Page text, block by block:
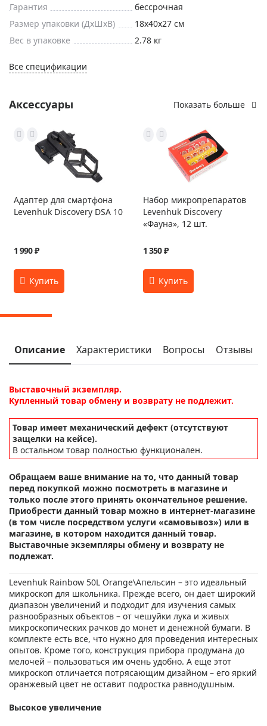
Гарантия
бессрочная
Размер упаковки (ДxШxВ)
18x40x27 см
Вес в упаковке
2.78 кг
Все спецификации
Аксессуары Показать больше
Адаптер для смартфона
Levenhuk Discovery DSA 10
1 990 ₽
Набор микропрепаратов
Levenhuk Discovery
«Фауна», 12 шт.
1 350 ₽
Описание Характеристики Вопросы Отзывы
Выставочный экземпляр.
Купленный товар обмену и возврату не подлежит.
Товар имеет механический дефект (отсутствуют
защелки на кейсе).
В остальном товар полностью функционален.
Обращаем ваше внимание на то, что данный товар
перед покупкой можно посмотреть в магазине и
только после этого принять окончательное решение.
Приобрести данный товар можно в интернет-магазине
(в том числе посредством услуги «самовывоз») или в
магазине, в котором находится данный товар.
Выставочные экземпляры обмену и возврату не
подлежат.
Levenhuk Rainbow 50L Orange\Апельсин – это идеальный
микроскоп для школьника. Прежде всего, он дает широкий
диапазон увеличений и подходит для изучения самых
разнообразных объектов – от чешуйки лука и живых
микроскопических рачков до монет и денежной бумаги. В
комплекте есть все, что нужно для проведения интересных
опытов. Кроме того, конструкция прибора продумана до
мелочей – пользоваться им очень удобно. А еще этот
микроскоп отличается потрясающим дизайном – его яркий
оранжевый цвет не оставит подростка равнодушным.
Высокое увеличение